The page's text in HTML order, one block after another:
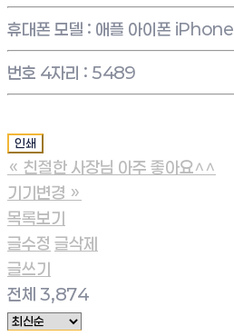
휴대폰 모델 : 애플 아이폰 iPhone
번호 4자리 : 5489
인쇄
« 친절한 사장님 아주 좋아요^^
기기변경 »
목록보기
글수정 글삭제
글쓰기
전체 3,874